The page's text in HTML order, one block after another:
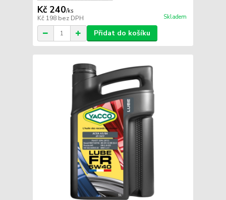
Kč 240/ks
Kč 198 bez DPH Skladem
Přidat do košíku